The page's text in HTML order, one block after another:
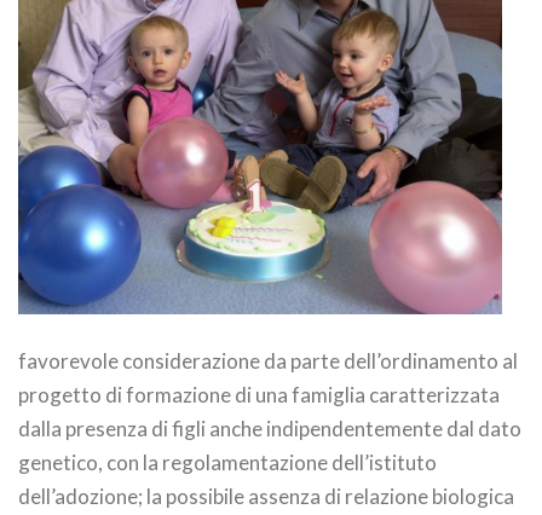
favorevole considerazione da parte dell’ordinamento al
progetto di formazione di una famiglia caratterizzata
dalla presenza di figli anche indipendentemente dal dato
genetico, con la regolamentazione dell’istituto
dell’adozione; la possibile assenza di relazione biologica